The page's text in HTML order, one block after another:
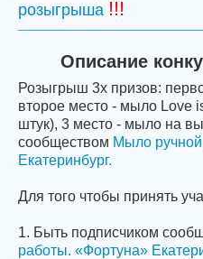
розыгрыша !!!
Описание
Розыгрыш 3х призов:
второе место - мыло Love
штук), 3 место - мыло на
сообществом Мыло
Екатеринбург.
Для того чтобы принять
1. Быть подписчиком
работы. «Фортуна»